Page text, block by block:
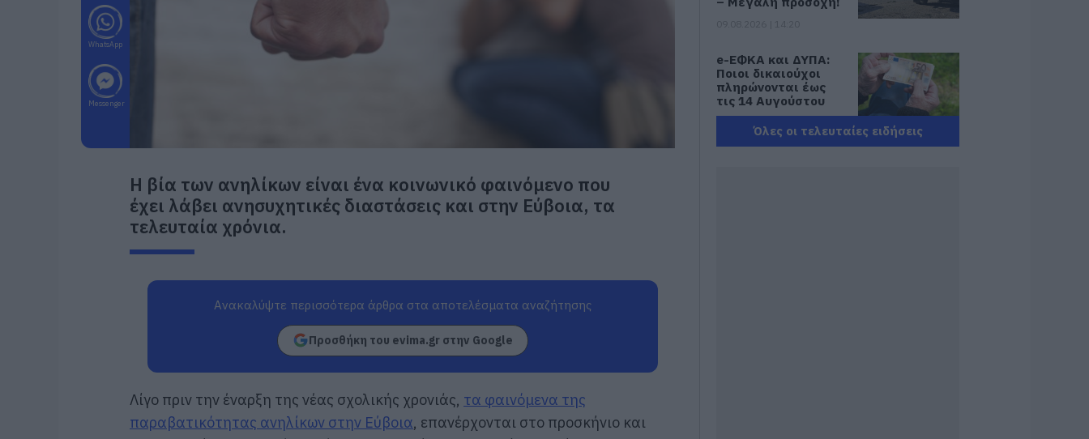
WhatsApp
Messenger
Η βία των ανηλίκων είναι ένα κοινωνικό φαινόμενο που
έχει λάβει ανησυχητικές διαστάσεις και στην Εύβοια, τα
τελευταία χρόνια.
Ανακαλύψτε περισσότερα άρθρα στα αποτελέσματα αναζήτησης
Προσθήκη του evima.gr στην Google
Λίγο πριν την έναρξη της νέας σχολικής χρονιάς, τα φαινόμενα της
παραβατικότητας ανηλίκων στην Εύβοια, επανέρχονται στο προσκήνιο και
e-ΕΦΚΑ και ΔΥΠΑ:
Ποιοι δικαιούχοι
πληρώνονται έως
τις 14 Αυγούστου
09.08.2026 | 14:00
Όλες οι τελευταίες ειδήσεις